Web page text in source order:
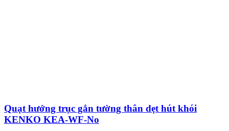
Quạt hướng trục gắn tường thân dẹt hút khói
KENKO KEA-WF-No